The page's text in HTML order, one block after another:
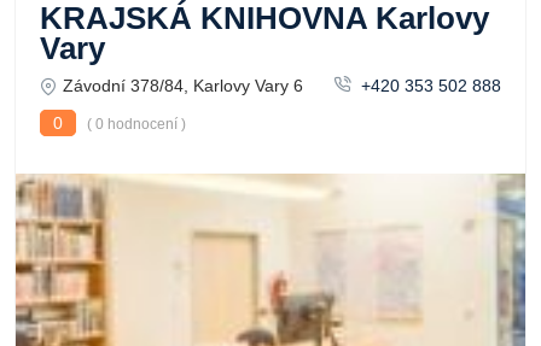
KRAJSKÁ KNIHOVNA Karlovy
Vary
Závodní 378/84, Karlovy Vary 6
+420 353 502 888
0
( 0 hodnocení )